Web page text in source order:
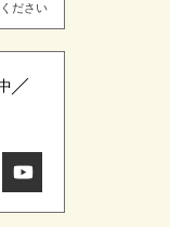
ださい